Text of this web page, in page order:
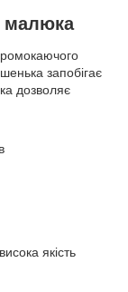
малюка
запобігає
дозволяє
якість